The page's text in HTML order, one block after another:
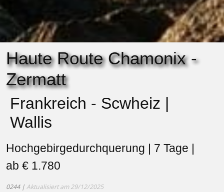
Haute Route Chamonix -
Zermatt
Frankreich - Scwheiz |
Wallis
Hochgebirgedurchquerung | 7 Tage |
ab € 1.780
0244 | Aktualisiert am 29/12/2025